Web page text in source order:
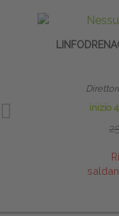
inizio